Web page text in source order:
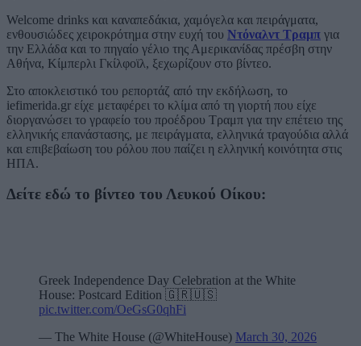
Welcome drinks και καναπεδάκια, χαμόγελα και πειράγματα,
ενθουσιώδες χειροκρότημα στην ευχή του Ντόναλντ Τραμπ για
την Ελλάδα και το πηγαίο γέλιο της Αμερικανίδας πρέσβη στην
Αθήνα, Κίμπερλι Γκίλφοϊλ, ξεχωρίζουν στο βίντεο.
Στο αποκλειστικό του ρεπορτάζ από την εκδήλωση, το
iefimerida.gr είχε μεταφέρει το κλίμα από τη γιορτή που είχε
διοργανώσει το γραφείο του προέδρου Τραμπ για την επέτειο της
ελληνικής επανάστασης, με πειράγματα, ελληνικά τραγούδια αλλά
και επιβεβαίωση του ρόλου που παίζει η ελληνική κοινότητα στις
ΗΠΑ.
Δείτε εδώ το βίντεο του Λευκού Οίκου:
Greek Independence Day Celebration at the White
House: Postcard Edition 🇬🇷🇺🇸
pic.twitter.com/OeGsG0qhFi
— The White House (@WhiteHouse) March 30, 2026